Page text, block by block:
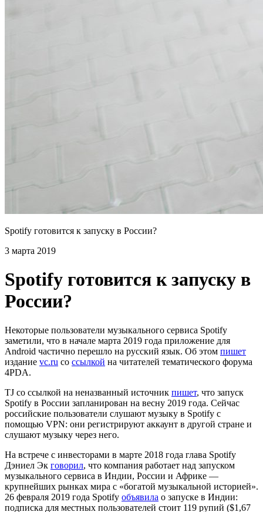
Spotify готовится к запуску в России?
3 марта 2019
Spotify готовится к запуску в
России?
Некоторые пользователи музыкального сервиса Spotify
заметили, что в начале марта 2019 года приложение для
Android частично перешло на русский язык. Об этом пишет
издание vc.ru со ссылкой на читателей тематического форума
4PDA.
TJ со ссылкой на неназванный источник пишет, что запуск
Spotify в России запланирован на весну 2019 года. Сейчас
российские пользователи слушают музыку в Spotify с
помощью VPN: они регистрируют аккаунт в другой стране и
слушают музыку через него.
На встрече с инвесторами в марте 2018 года глава Spotify
Дэниел Эк говорил, что компания работает над запуском
музыкального сервиса в Индии, России и Африке —
крупнейших рынках мира с «богатой музыкальной историей».
26 февраля 2019 года Spotify объявила о запуске в Индии:
подписка для местных пользователей стоит 119 рупий ($1,67